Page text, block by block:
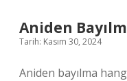
Aniden
Tarih: Kasım 30, 2024
Aniden bayılma